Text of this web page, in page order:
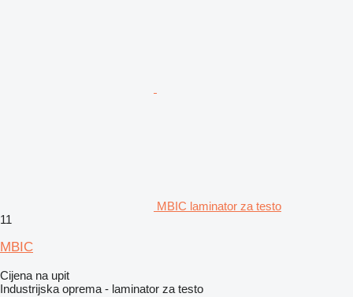
MBIC laminator za testo
11
MBIC
Cijena na upit
Industrijska oprema - laminator za testo